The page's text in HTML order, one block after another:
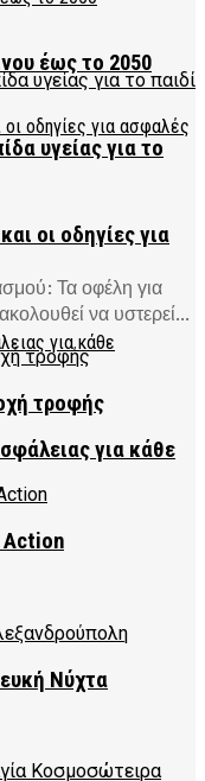
έως το 2050
οι οδηγίες για
για κάθε
υγείας για το
Τα οφέλη για
να υστερεί...
τροφής
Action
Νύχτα